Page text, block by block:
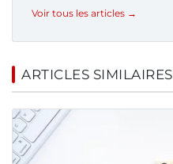
Voir tous les articles →
ARTICLES SIMILAIRES